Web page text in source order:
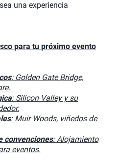
una experiencia
para tu próximo evento
: Golden Gate Bridge,
: Silicon Valley y su
: Muir Woods, viñedos de
convenciones: Alojamiento
eventos.